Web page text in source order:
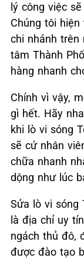
lý công việc
Chúng tôi
chi nhánh trên
tâm Thành
hàng nhanh
Chính vì vậy,
gì hết. Hãy
khi lò vi sóng
sẽ cứ nhân
chữa nhanh
dộng như lúc
Sửa lò vi sóng
là địa chỉ uy
ngách thủ đô,
được đào tạo